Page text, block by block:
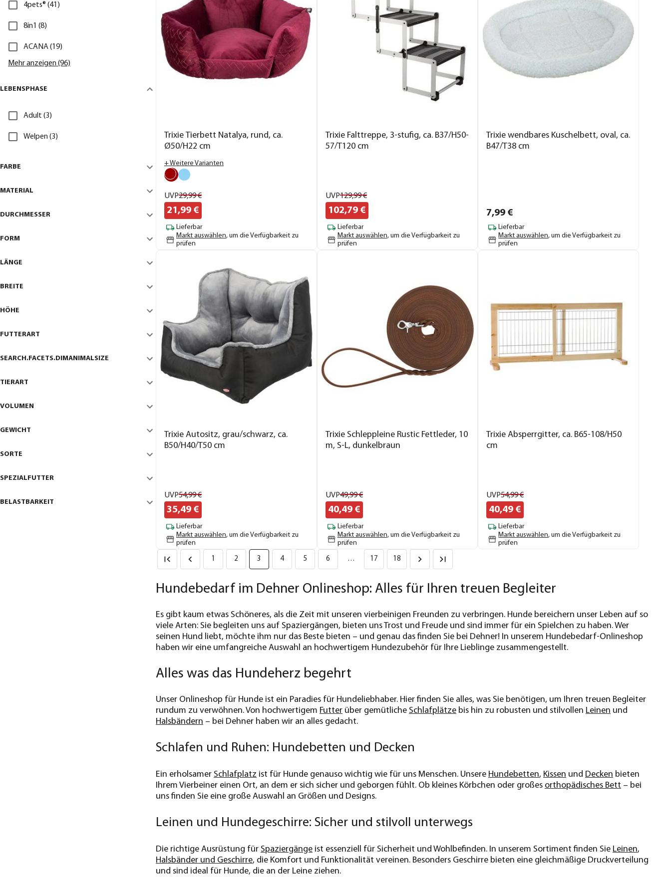
4pets® (41)
8in1 (8)
ACANA (19)
Mehr anzeigen (96)
LEBENSPHASE
Adult (3)
Welpen (3)
FARBE
MATERIAL
DURCHMESSER
FORM
LÄNGE
BREITE
HÖHE
FUTTERART
SEARCH.FACETS.DIMANIMALSIZE
TIERART
VOLUMEN
GEWICHT
SORTE
SPEZIALFUTTER
BELASTBARKEIT
Trixie Tierbett Natalya, rund, ca.
Ø50/H22 cm
+ Weitere Varianten
UVP29,99€
21,99 €
Lieferbar
Markt auswählen, um die Verfügbarkeit zu
prüfen
Trixie Falttreppe, 3-stufig, ca. B37/H50-
57/T120 cm
UVP129,99€
102,79€
Lieferbar
Markt auswählen, um die Verfügbarkeit zu
prüfen
Trixie wendbares Kuschelbett, oval, ca.
B47/T38 cm
7,99 €
Lieferbar
Markt auswählen, um die Verfügbarkeit zu
prüfen
Trixie Autositz, grau/schwarz, ca.
B50/H40/T50 cm
UVP54,99€
35,49 €
Lieferbar
Markt auswählen, um die Verfügbarkeit zu
prüfen
Trixie Schleppleine Rustic Fettleder, 10
m, S-L, dunkelbraun
UVP49,99€
40,49€
Lieferbar
Markt auswählen, um die Verfügbarkeit zu
prüfen
Trixie Absperrgitter, ca. B65-108/H50
cm
UVP54,99€
40,49 €
Lieferbar
Markt auswählen, um die Verfügbarkeit zu
prüfen
1 2 3 4 5 6 … 17 18
Hundebedarf im Dehner Onlineshop: Alles für Ihren treuen Begleiter
Es gibt kaum etwas Schöneres, als die Zeit mit unseren vierbeinigen Freunden zu verbringen. Hunde bereichern unser Leben auf so
viele Arten: Sie begleiten uns auf Spaziergängen, bieten uns Trost und Freude und sind immer für ein Spielchen zu haben. Wer
seinen Hund liebt, möchte ihm nur das Beste bieten – und genau das finden Sie bei Dehner! In unserem Hundebedarf-Onlineshop
haben wir eine umfangreiche Auswahl an hochwertigem Hundezubehör für Ihre Lieblinge zusammengestellt.
Alles was das Hundeherz begehrt
Unser Onlineshop für Hunde ist ein Paradies für Hundeliebhaber. Hier finden Sie alles, was Sie benötigen, um Ihren treuen Begleiter
rundum zu verwöhnen. Von hochwertigem Futter über gemütliche Schlafplätze bis hin zu robusten und stilvollen Leinen und
Halsbändern – bei Dehner haben wir an alles gedacht.
Schlafen und Ruhen: Hundebetten und Decken
Ein erholsamer Schlafplatz ist für Hunde genauso wichtig wie für uns Menschen. Unsere Hundebetten, Kissen und Decken bieten
Ihrem Vierbeiner einen Ort, an dem er sich sicher und geborgen fühlt. Ob kleines Körbchen oder großes orthopädisches Bett – bei
uns finden Sie eine große Auswahl an Größen und Designs.
Leinen und Hundegeschirre: Sicher und stilvoll unterwegs
Die richtige Ausrüstung für Spaziergänge ist essenziell für Sicherheit und Wohlbefinden. In unserem Sortiment finden Sie Leinen,
Halsbänder und Geschirre, die Komfort und Funktionalität vereinen. Besonders Geschirre bieten eine gleichmäßige Druckverteilung
und sind ideal für Hunde, die an der Leine ziehen.